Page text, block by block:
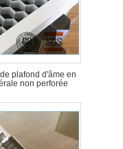
plafond d'âme en
non perforée